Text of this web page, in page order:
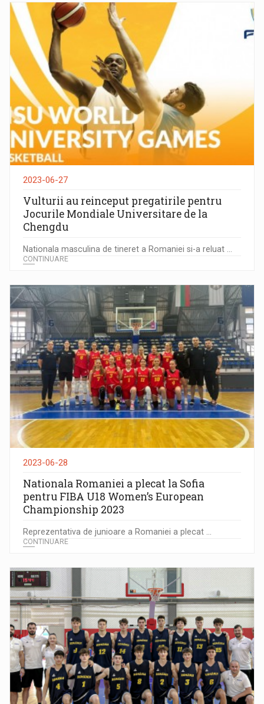
2023-06-27
Vulturii au reinceput pregatirile pentru
Jocurile Mondiale Universitare de la
Chengdu
Nationala masculina de tineret a Romaniei si-a reluat ...
CONTINUARE
2023-06-28
Nationala Romaniei a plecat la Sofia
pentru FIBA U18 Women’s European
Championship 2023
Reprezentativa de junioare a Romaniei a plecat ...
CONTINUARE